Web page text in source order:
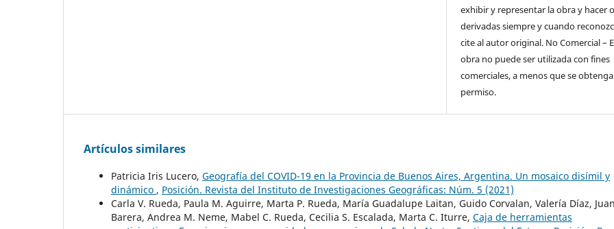
exhibir y representar la obra y hacer
derivadas siempre y cuando
cite al autor original. No Comercial –
obra no puede ser utilizada con fines
comerciales, a menos que se
permiso.
Artículos similares
Patricia Iris Lucero, Geografía del COVID-19 en la Provincia de Buenos Aires, Argentina. Un mosaico disímil y
dinámico , Posición. Revista del Instituto de Investigaciones Geográficas: Núm. 5 (2021)
Carla V. Rueda, Paula M. Aguirre, Marta P. Rueda, María Guadalupe Laitan, Guido Corvalan, Valería Díaz, Juan
Barera, Andrea M. Neme, Mabel C. Rueda, Cecilia S. Escalada, Marta C. Iturre, Caja de herramientas